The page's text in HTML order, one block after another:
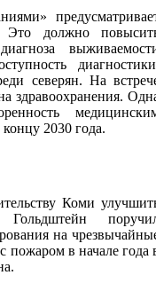
Это должно
северян. На
здравоохранения.
2030 года.
Коми
на
пожаром в начале года